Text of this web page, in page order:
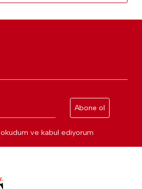
Abone ol
okudum ve kabul ediyorum